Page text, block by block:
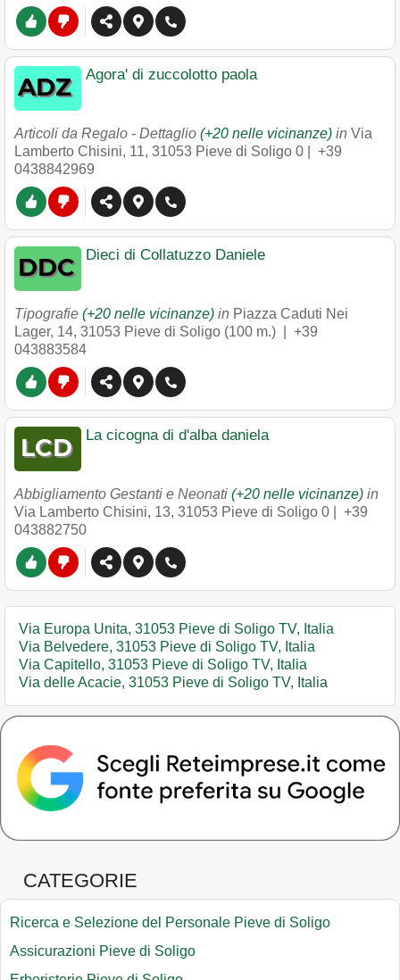
Agora' di zuccolotto paola
Articoli da Regalo - Dettaglio (+20 nelle vicinanze) in Via
Lamberto Chisini, 11, 31053 Pieve di Soligo 0 | +39
0438842969
Dieci di Collatuzzo Daniele
Tipografie (+20 nelle vicinanze) in Piazza Caduti Nei
Lager, 14, 31053 Pieve di Soligo (100 m.) | +39
043883584
La cicogna di d'alba daniela
Abbigliamento Gestanti e Neonati (+20 nelle vicinanze) in
Via Lamberto Chisini, 13, 31053 Pieve di Soligo 0 | +39
043882750
Via Europa Unita, 31053 Pieve di Soligo TV, Italia
Via Belvedere, 31053 Pieve di Soligo TV, Italia
Via Capitello, 31053 Pieve di Soligo TV, Italia
Via delle Acacie, 31053 Pieve di Soligo TV, Italia
CATEGORIE
Ricerca e Selezione del Personale Pieve di Soligo
Assicurazioni Pieve di Soligo